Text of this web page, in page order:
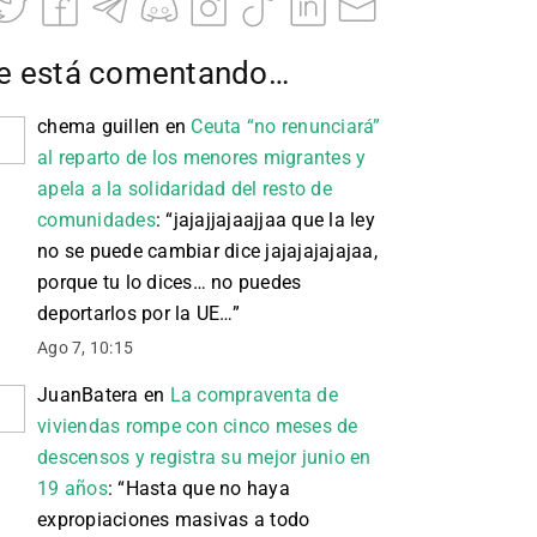
está comentando…
chema guillen en Ceuta “no renunciará”
al reparto de los menores migrantes y
apela a la solidaridad del resto de
comunidades: “jajajjajaajjaa que la ley
no se puede cambiar dice jajajajajajaa,
porque tu lo dices… no puedes
deportarlos por la UE…”
Ago 7, 10:15
JuanBatera en La compraventa de
viviendas rompe con cinco meses de
descensos y registra su mejor junio en
19 años: “Hasta que no haya
expropiaciones masivas a todo